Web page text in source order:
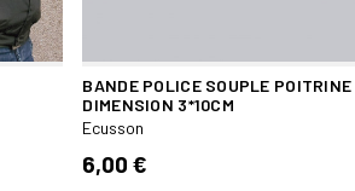
BANDE POLICE SOUPLE POITRINE
DIMENSION 3*10CM
Ecusson
6,00 €